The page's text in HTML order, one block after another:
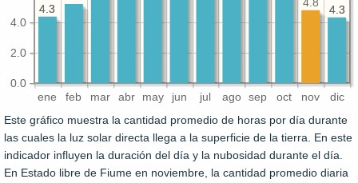
ene feb mar abr may jun jul ago sep oct nov dic
0.0
2.0
4.0
4.3
4.3
4.3
4.8
4.3
Este gráfico muestra la cantidad promedio de horas por día durante
las cuales la luz solar directa llega a la superficie de la tierra. En este
indicador influyen la duración del día y la nubosidad durante el día.
En Estado libre de Fiume en noviembre, la cantidad promedio diaria